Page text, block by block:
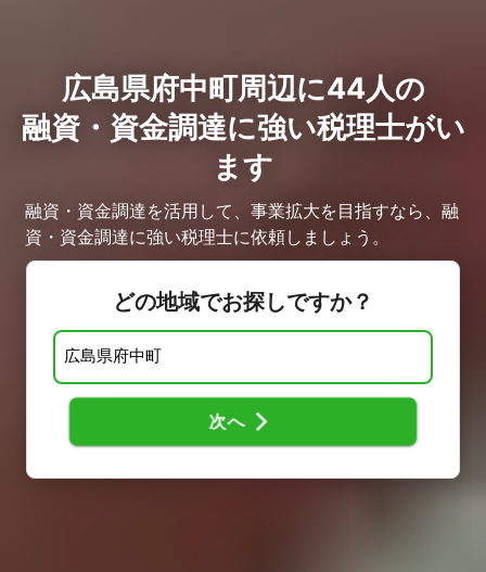
広島県府中町周辺に44人の
融資・資金調達に強い税理士がい
ます
融資・資金調達を活用して、事業拡大を目指すなら、融
資・資金調達に強い税理士に依頼しましょう。
どの地域でお探しですか？
次へ